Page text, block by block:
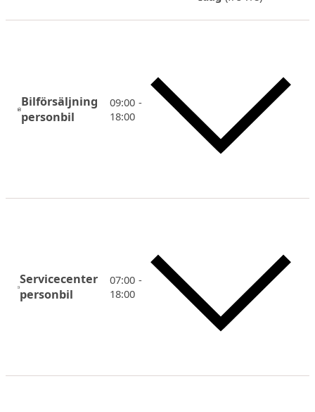
Bilförsäljning
personbil
09:00 -
18:00
Servicecenter
personbil
07:00 -
18:00